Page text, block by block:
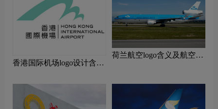
香港国际机场logo设计含义
荷兰航空logo含义及航空品